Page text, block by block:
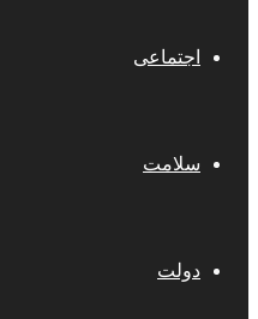
اجتماعی
سلامت
دولت